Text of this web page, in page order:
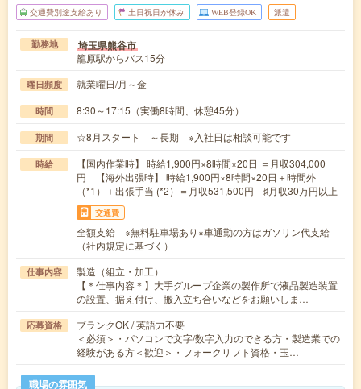
交通費別途支給あり 土日祝日が休み WEB登録OK 派遣
勤務地 埼玉県熊谷市
籠原駅からバス15分
曜日頻度 就業曜日/月～金
時間 8:30～17:15（実働8時間、休憩45分）
期間 ☆8月スタート ～長期 ※入社日は相談可能です
時給
【国内作業時】 時給1,900円×8時間×20日 ＝月収304,000
円 【海外出張時】 時給1,900円×8時間×20日＋時間外
（*1）＋出張手当 (*2）＝月収531,500円 ♯月収30万円以上
交通費
全額支給 ※無料駐車場あり※車通勤の方はガソリン代支給
（社内規定に基づく）
仕事内容
製造（組立・加工）
【＊仕事内容＊】大手グループ企業の製作所で液晶製造装置
の設置、据え付け、搬入立ち合いなどをお願いしま…
応募資格
ブランクOK / 英語力不要
＜必須＞・パソコンで文字/数字入力のできる方・製造業での
経験がある方＜歓迎＞・フォークリフト資格・玉…
職場の雰囲気